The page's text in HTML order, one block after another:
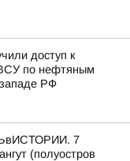
доступ к
по нефтяным
РФ
7
(полуостров